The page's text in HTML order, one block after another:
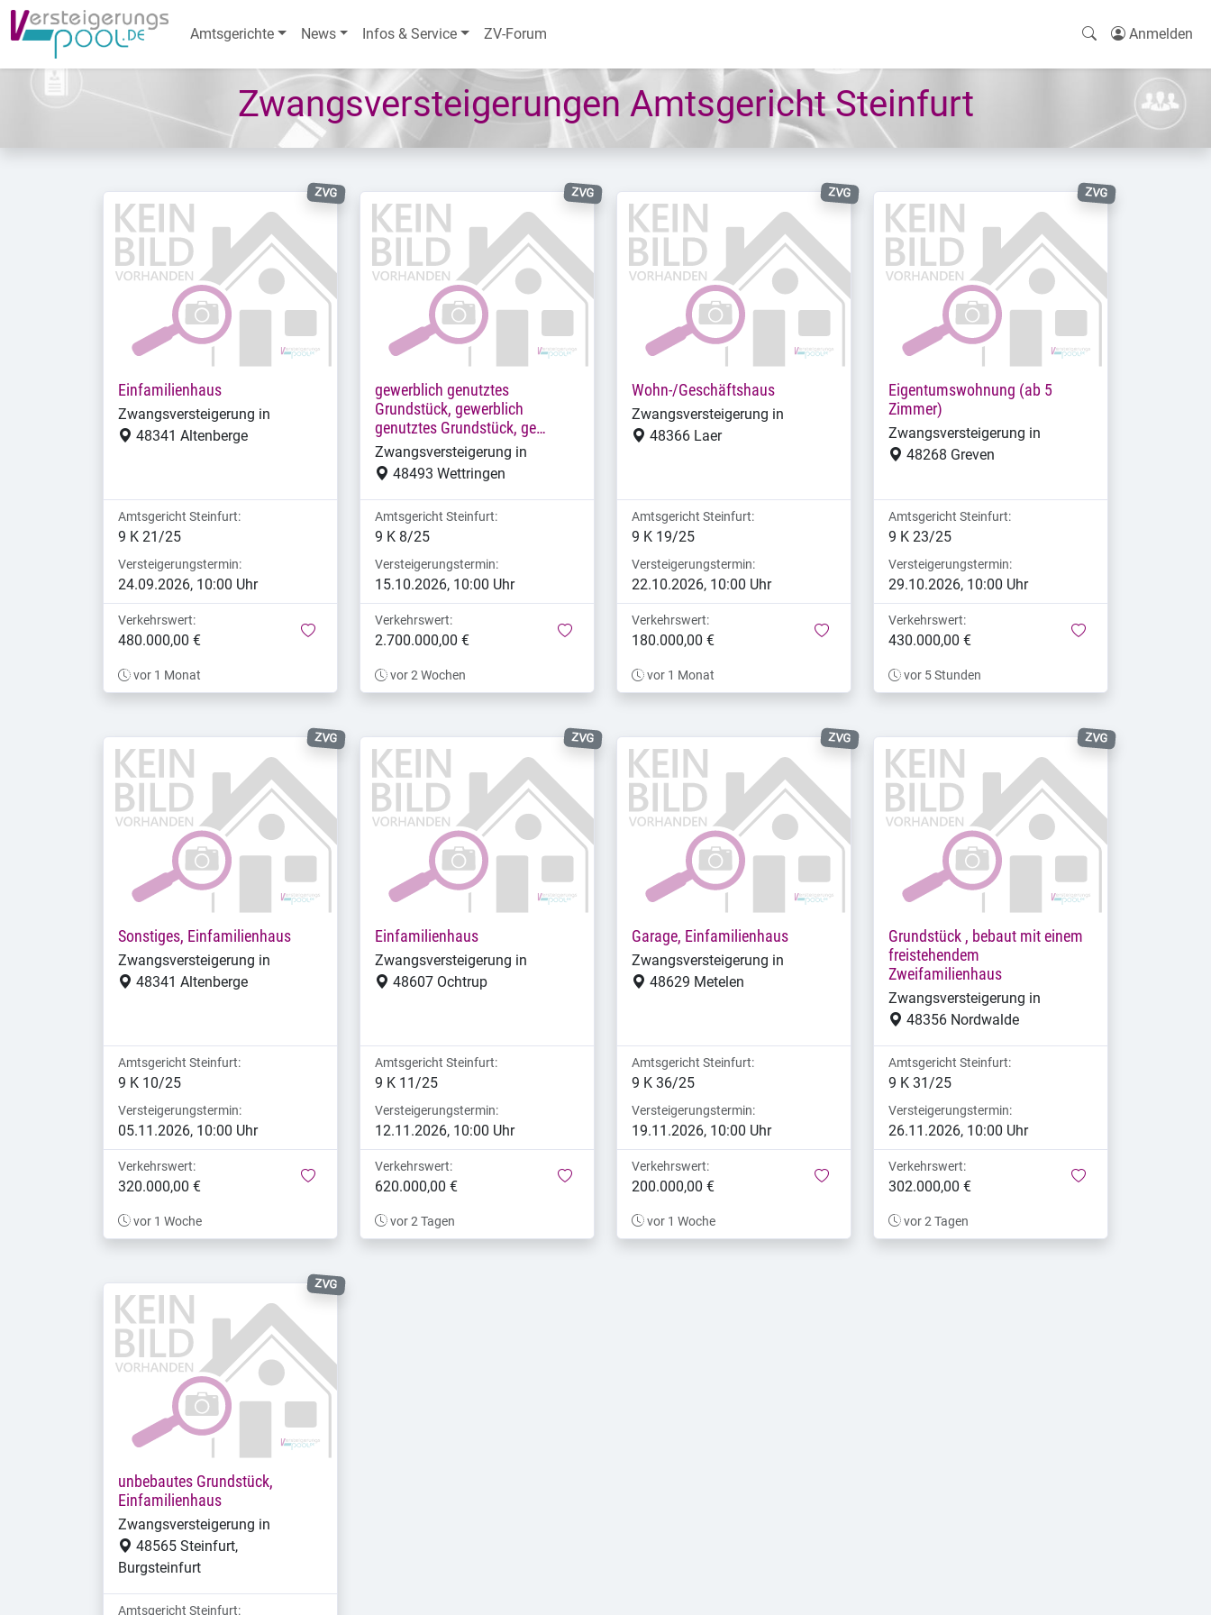
Amtsgerichte News Infos & Service ZV-Forum Anmelden
Zwangsversteigerungen Amtsgericht Steinfurt
ZVG
Einfamilienhaus
Zwangsversteigerung in
48341 Altenberge
Amtsgericht Steinfurt:
9 K 21/25
Versteigerungstermin:
24.09.2026, 10:00 Uhr
Verkehrswert:
480.000,00 €
merken
vor 1 Monat
ZVG
gewerblich genutztes
Grundstück, gewerblich
genutztes Grundstück, ge…
Zwangsversteigerung in
48493 Wettringen
Amtsgericht Steinfurt:
9 K 8/25
Versteigerungstermin:
15.10.2026, 10:00 Uhr
Verkehrswert:
2.700.000,00 €
merken
vor 2 Wochen
ZVG
Wohn-/Geschäftshaus
Zwangsversteigerung in
48366 Laer
Amtsgericht Steinfurt:
9 K 19/25
Versteigerungstermin:
22.10.2026, 10:00 Uhr
Verkehrswert:
180.000,00 €
merken
vor 1 Monat
ZVG
Eigentumswohnung (ab 5
Zimmer)
Zwangsversteigerung in
48268 Greven
Amtsgericht Steinfurt:
9 K 23/25
Versteigerungstermin:
29.10.2026, 10:00 Uhr
Verkehrswert:
430.000,00 €
merken
vor 5 Stunden
ZVG
Sonstiges, Einfamilienhaus
Zwangsversteigerung in
48341 Altenberge
Amtsgericht Steinfurt:
9 K 10/25
Versteigerungstermin:
05.11.2026, 10:00 Uhr
Verkehrswert:
320.000,00 €
merken
vor 1 Woche
ZVG
Einfamilienhaus
Zwangsversteigerung in
48607 Ochtrup
Amtsgericht Steinfurt:
9 K 11/25
Versteigerungstermin:
12.11.2026, 10:00 Uhr
Verkehrswert:
620.000,00 €
merken
vor 2 Tagen
ZVG
Garage, Einfamilienhaus
Zwangsversteigerung in
48629 Metelen
Amtsgericht Steinfurt:
9 K 36/25
Versteigerungstermin:
19.11.2026, 10:00 Uhr
Verkehrswert:
200.000,00 €
merken
vor 1 Woche
ZVG
Grundstück , bebaut mit einem
freistehendem
Zweifamilienhaus
Zwangsversteigerung in
48356 Nordwalde
Amtsgericht Steinfurt:
9 K 31/25
Versteigerungstermin:
26.11.2026, 10:00 Uhr
Verkehrswert:
302.000,00 €
merken
vor 2 Tagen
ZVG
unbebautes Grundstück,
Einfamilienhaus
Zwangsversteigerung in
48565 Steinfurt,
Burgsteinfurt
Amtsgericht Steinfurt: